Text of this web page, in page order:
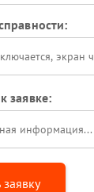
заявке: